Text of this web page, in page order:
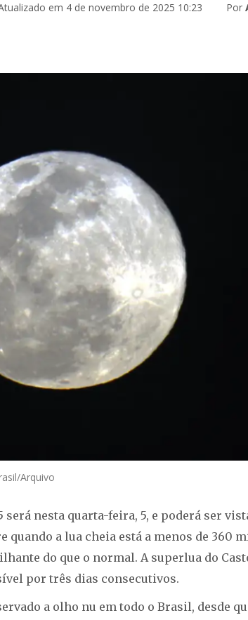
em 4 de novembro de 2025 10:23 Por
Arquivo
será nesta quarta-feira, 5, e poderá ser
quando a lua cheia está a menos de 360
do que o normal. A superlua do
por três dias consecutivos.
a olho nu em todo o Brasil, desde